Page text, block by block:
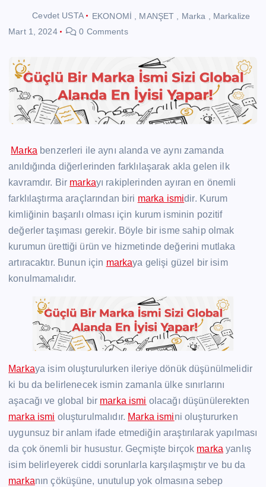
Cevdet USTA EKONOMİ MANŞET Marka
Markalize
Mart 1, 2024
0 Comments
Marka benzerleri ile aynı alanda ve aynı zamanda
anıldığında diğerlerinden farklılaşarak akla gelen ilk
kavramdır. Bir markayı rakiplerinden ayıran en önemli
farklılaştırma araçlarından biri marka ismidir. Kurum
kimliğinin başarılı olması için kurum isminin pozitif
değerler taşıması gerekir. Böyle bir isme sahip olmak
kurumun ürettiği ürün ve hizmetinde değerini mutlaka
artıracaktır. Bunun için markaya gelişi güzel bir isim
konulmamalıdır.
Markaya isim oluşturulurken ileriye dönük düşünülmelidir
ki bu da belirlenecek ismin zamanla ülke sınırlarını
aşacağı ve global bir marka ismi olacağı düşünülerekten
marka ismi oluşturulmalıdır. Marka ismini oluştururken
uygunsuz bir anlam ifade etmediğin araştırılarak yapılması
da çok önemli bir husustur. Geçmişte birçok marka yanlış
isim belirleyerek ciddi sorunlarla karşılaşmıştır ve bu da
markanın çöküşüne, unutulup yok olmasına sebep